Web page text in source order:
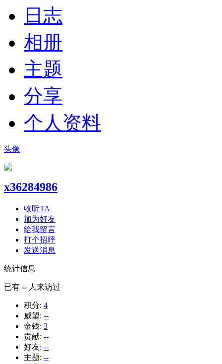
日志
相册
主题
分享
个人资料
头像
x36284986
收听TA
加为好友
给我留言
打个招呼
发送消息
统计信息
已有 -- 人来访过
积分: 4
威望: --
金钱: 3
贡献: --
好友: --
主题: --